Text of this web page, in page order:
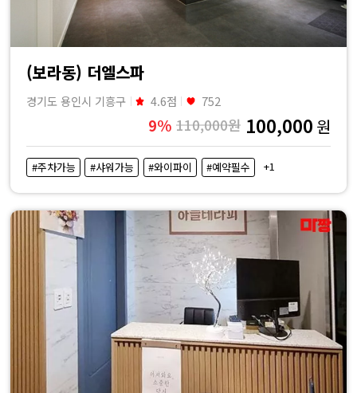
(보라동) 더엘스파
경기도 용인시 기흥구 4.6점 752
9% 110,000원 100,000 원
#주차가능 #샤워가능 #와이파이 #예약필수 +1